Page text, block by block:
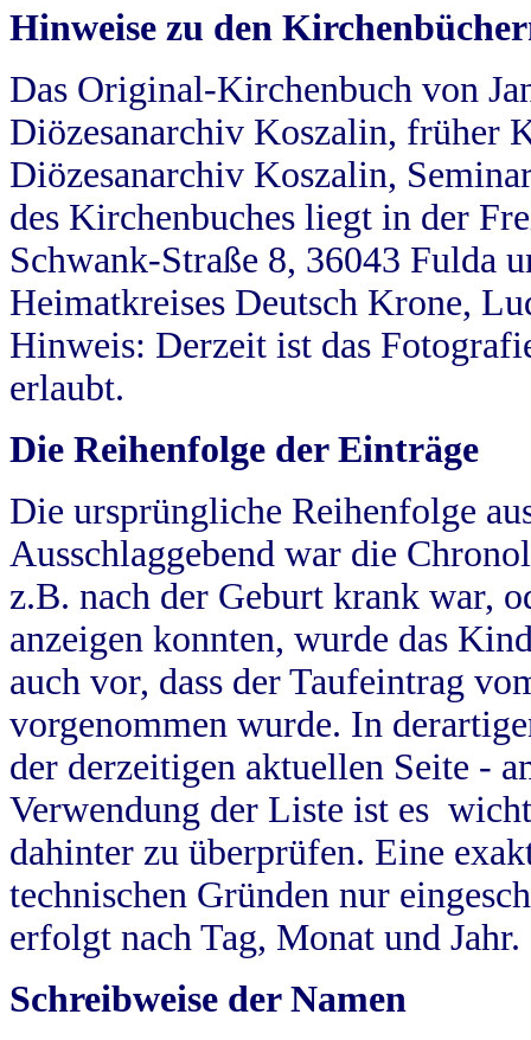
Hinweise zu den
Das Original-Kirchenbuch von
Diözesanarchiv Koszalin, früher
Diözesanarchiv Koszalin,
des Kirchenbuches liegt in der
Schwank-Straße 8, 36043 Fulda
Heimatkreises Deutsch Krone,
Hinweis: Derzeit ist das
erlaubt.
Die Reihenfolge der Einträge
Die ursprüngliche Reihenfolge
Ausschlaggebend war die
z.B. nach der Geburt krank war,
anzeigen konnten, wurde das
auch vor, dass der Taufeintrag
vorgenommen wurde. In
der derzeitigen aktuellen Seite -
Verwendung der Liste ist es
dahinter zu überprüfen. Eine
technischen Gründen nur
erfolgt nach Tag, Monat und Jahr.
Schreibweise der Namen